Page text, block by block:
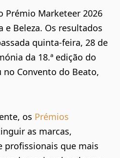
Prémio Marketeer 2026
e Beleza. Os resultados
quinta-feira, 28 de
da 18.ª edição do
no Convento do Beato,
os Prémios
as marcas,
profissionais que mais